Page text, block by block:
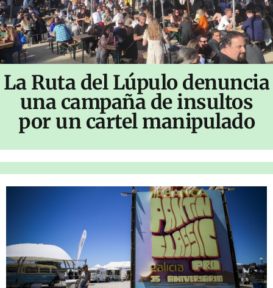
La Ruta del Lúpulo denuncia
una campaña de insultos
por un cartel manipulado